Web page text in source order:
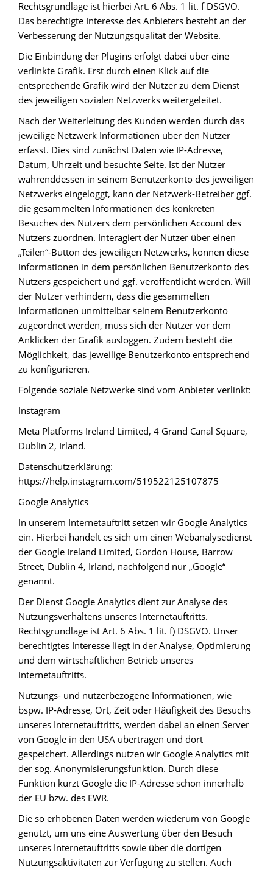
Rechtsgrundlage ist hierbei Art. 6 Abs. 1 lit. f DSGVO.
Das berechtigte Interesse des Anbieters besteht an der
Verbesserung der Nutzungsqualität der Website.
Die Einbindung der Plugins erfolgt dabei über eine
verlinkte Grafik. Erst durch einen Klick auf die
entsprechende Grafik wird der Nutzer zu dem Dienst
des jeweiligen sozialen Netzwerks weitergeleitet.
Nach der Weiterleitung des Kunden werden durch das
jeweilige Netzwerk Informationen über den Nutzer
erfasst. Dies sind zunächst Daten wie IP-Adresse,
Datum, Uhrzeit und besuchte Seite. Ist der Nutzer
währenddessen in seinem Benutzerkonto des jeweiligen
Netzwerks eingeloggt, kann der Netzwerk-Betreiber ggf.
die gesammelten Informationen des konkreten
Besuches des Nutzers dem persönlichen Account des
Nutzers zuordnen. Interagiert der Nutzer über einen
„Teilen“-Button des jeweiligen Netzwerks, können diese
Informationen in dem persönlichen Benutzerkonto des
Nutzers gespeichert und ggf. veröffentlicht werden. Will
der Nutzer verhindern, dass die gesammelten
Informationen unmittelbar seinem Benutzerkonto
zugeordnet werden, muss sich der Nutzer vor dem
Anklicken der Grafik ausloggen. Zudem besteht die
Möglichkeit, das jeweilige Benutzerkonto entsprechend
zu konfigurieren.
Folgende soziale Netzwerke sind vom Anbieter verlinkt:
Instagram
Meta Platforms Ireland Limited, 4 Grand Canal Square,
Dublin 2, Irland.
Datenschutzerklärung:
https://help.instagram.com/519522125107875
Google Analytics
In unserem Internetauftritt setzen wir Google Analytics
ein. Hierbei handelt es sich um einen Webanalysedienst
der Google Ireland Limited, Gordon House, Barrow
Street, Dublin 4, Irland, nachfolgend nur „Google“
genannt.
Der Dienst Google Analytics dient zur Analyse des
Nutzungsverhaltens unseres Internetauftritts.
Rechtsgrundlage ist Art. 6 Abs. 1 lit. f) DSGVO. Unser
berechtigtes Interesse liegt in der Analyse, Optimierung
und dem wirtschaftlichen Betrieb unseres
Internetauftritts.
Nutzungs- und nutzerbezogene Informationen, wie
bspw. IP-Adresse, Ort, Zeit oder Häufigkeit des Besuchs
unseres Internetauftritts, werden dabei an einen Server
von Google in den USA übertragen und dort
gespeichert. Allerdings nutzen wir Google Analytics mit
der sog. Anonymisierungsfunktion. Durch diese
Funktion kürzt Google die IP-Adresse schon innerhalb
der EU bzw. des EWR.
Die so erhobenen Daten werden wiederum von Google
genutzt, um uns eine Auswertung über den Besuch
unseres Internetauftritts sowie über die dortigen
Nutzungsaktivitäten zur Verfügung zu stellen. Auch